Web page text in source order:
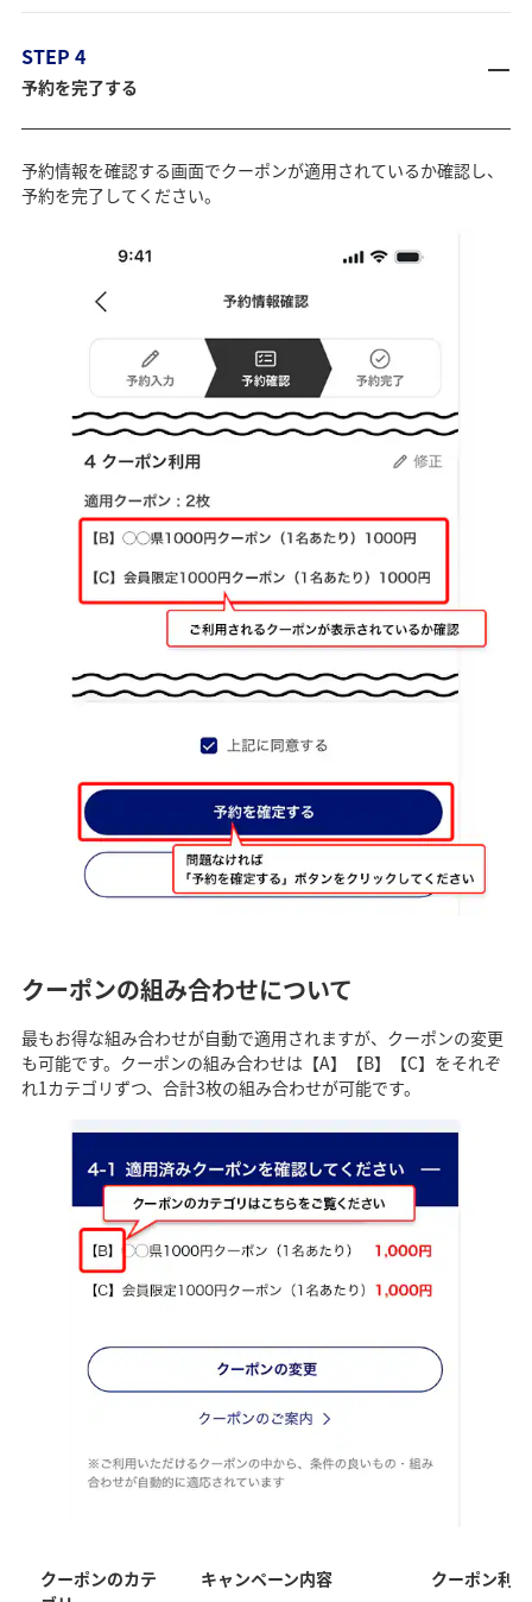
STEP 4
予約を完了する
予約情報を確認する画面でクーポンが適用されているか確認し、
予約を完了してください。
クーポンの組み合わせについて
最もお得な組み合わせが自動で適用されますが、クーポンの変更
も可能です。クーポンの組み合わせは【A】【B】【C】をそれぞ
れ1カテゴリずつ、合計3枚の組み合わせが可能です。
クーポンのカテ
キャンペーン内容 クーポン利